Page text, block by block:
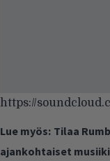
https://
Lue myös: Tilaa
ajankohtaiset